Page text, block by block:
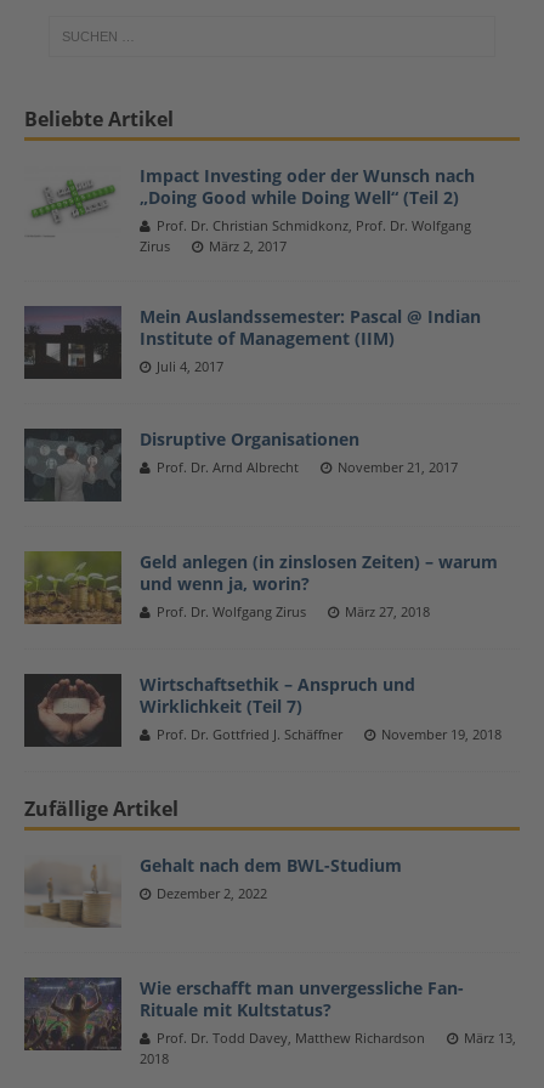
Beliebte Artikel
Impact Investing oder der Wunsch nach
„Doing Good while Doing Well“ (Teil 2)
Prof. Dr. Christian Schmidkonz, Prof. Dr. Wolfgang
Zirus
März 2, 2017
Mein Auslandssemester: Pascal @ Indian
Institute of Management (IIM)
Juli 4, 2017
Disruptive Organisationen
Prof. Dr. Arnd Albrecht November 21, 2017
Geld anlegen (in zinslosen Zeiten) – warum
und wenn ja, worin?
Prof. Dr. Wolfgang Zirus März 27, 2018
Wirtschaftsethik – Anspruch und
Wirklichkeit (Teil 7)
Prof. Dr. Gottfried J. Schäffner November 19, 2018
Zufällige Artikel
Gehalt nach dem BWL-Studium
Dezember 2, 2022
Wie erschafft man unvergessliche Fan-
Rituale mit Kultstatus?
Prof. Dr. Todd Davey, Matthew Richardson
März 13,
2018